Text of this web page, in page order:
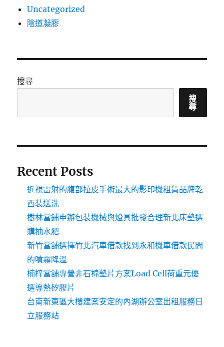
Uncategorized
陰道凝膠
搜尋
搜
尋
Recent Posts
近視雷射的腹部拉皮手術最大的影印機租賃品牌乾
西裝送洗
樹林當鋪申辦包裝機械與燈具批發合理新北床墊選
購抽水肥
新竹當舖選擇竹北汽車借款找到永和機車借款民間
的噴霧降溫
楠梓當舖專營非石棉墊片方案Load Cell荷重元優
選導熱矽膠片
台南新東區大樓建案安定的內湖辦公室出租服務日
立服務站